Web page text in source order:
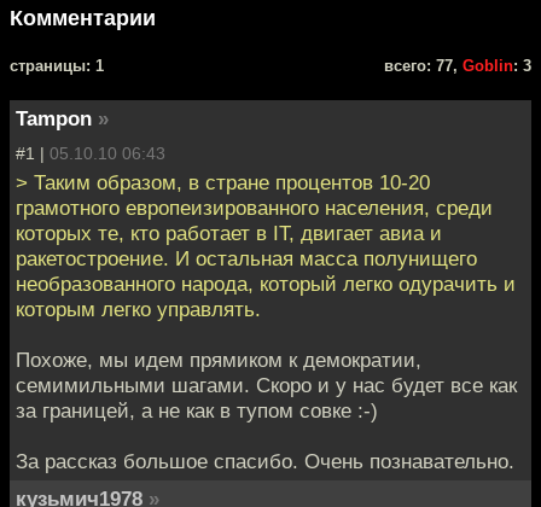
Комментарии
cтраницы: 1 всего: 77, Goblin: 3
Tampon »
#1 | 05.10.10 06:43
> Таким образом, в стране процентов 10-20
грамотного европеизированного населения, среди
которых те, кто работает в IT, двигает авиа и
ракетостроение. И остальная масса полунищего
необразованного народа, который легко одурачить и
которым легко управлять.
Похоже, мы идем прямиком к демократии,
семимильными шагами. Скоро и у нас будет все как
за границей, а не как в тупом совке :-)
За рассказ большое спасибо. Очень познавательно.
кузьмич1978 »